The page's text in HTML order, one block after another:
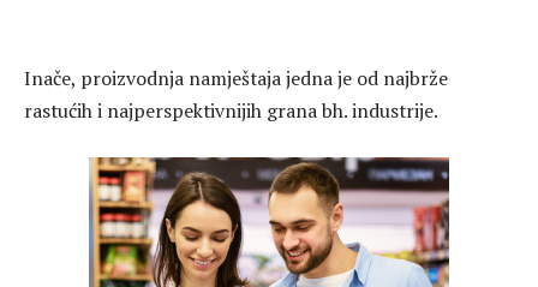
Inače, proizvodnja namještaja jedna je od najbrže
rastućih i najperspektivnijih grana bh. industrije.